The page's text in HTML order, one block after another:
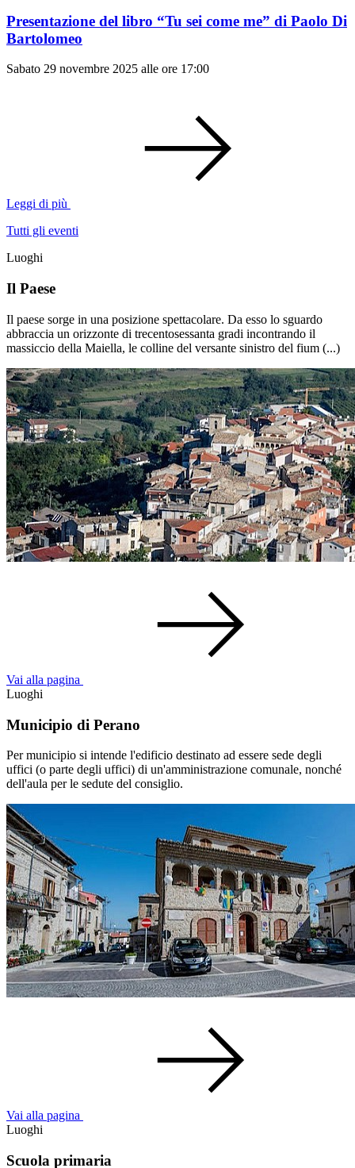
Presentazione del libro “Tu sei come me” di Paolo Di
Bartolomeo
Sabato 29 novembre 2025 alle ore 17:00
Leggi di più
Tutti gli eventi
Luoghi
Il Paese
Il paese sorge in una posizione spettacolare. Da esso lo sguardo
abbraccia un orizzonte di trecentosessanta gradi incontrando il
massiccio della Maiella, le colline del versante sinistro del fium (...)
Vai alla pagina
Luoghi
Municipio di Perano
Per municipio si intende l'edificio destinato ad essere sede degli
uffici (o parte degli uffici) di un'amministrazione comunale, nonché
dell'aula per le sedute del consiglio.
Vai alla pagina
Luoghi
Scuola primaria